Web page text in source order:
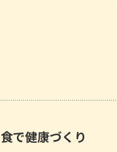
食で健康づくり